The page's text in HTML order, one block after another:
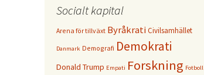
Socialt kapital
Arena för tillväxt ByråkratiCivilsamhället
Danmark Demografi Demokrati
Donald Trump Empati Forskning Fotboll